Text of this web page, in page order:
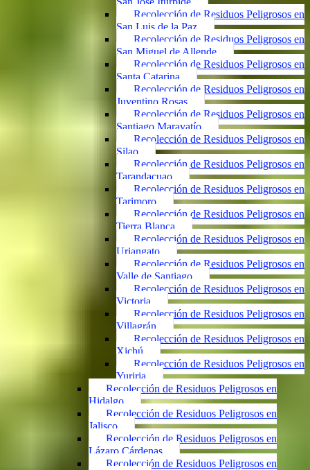
Recolección de Residuos Peligrosos en
San Luis de la Paz
Recolección de Residuos Peligrosos en
San Miguel de Allende
Recolección de Residuos Peligrosos en
Santa Catarina
Recolección de Residuos Peligrosos en
Juventino Rosas
Recolección de Residuos Peligrosos en
Santiago Maravatío
Recolección de Residuos Peligrosos en
Silao
Recolección de Residuos Peligrosos en
Tarandacuao
Recolección de Residuos Peligrosos en
Tarimoro
Recolección de Residuos Peligrosos en
Tierra Blanca
Recolección de Residuos Peligrosos en
Uriangato
Recolección de Residuos Peligrosos en
Valle de Santiago
Recolección de Residuos Peligrosos en
Victoria
Recolección de Residuos Peligrosos en
Villagrán
Recolección de Residuos Peligrosos en
Xichú
Recolección de Residuos Peligrosos en
Yuriria
Recolección de Residuos Peligrosos en
Hidalgo
Recolección de Residuos Peligrosos en
Jalisco
Recolección de Residuos Peligrosos en
Lázaro Cárdenas
Recolección de Residuos Peligrosos en